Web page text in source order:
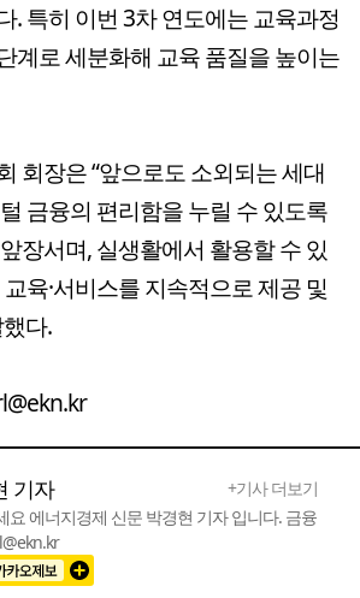
. 특히 이번 3차 연도에는 교육과정
계로 세분화해 교육 품질을 높이는
회장은 “앞으로도 소외되는 세대
금융의 편리함을 누릴 수 있도록
장서며, 실생활에서 활용할 수 있
육·서비스를 지속적으로 제공 및
다.
기자
+기사 더보기
요 에너지경제 신문 박경현 기자 입니다. 금융